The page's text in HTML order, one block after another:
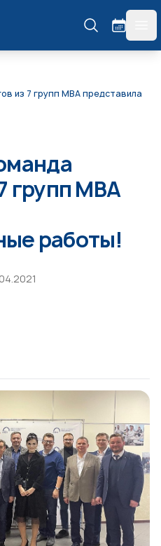
из 7 групп MBA представила
групп MBA
работы!